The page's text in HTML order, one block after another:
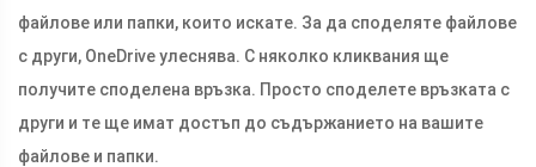
файлове или папки, които искате. За да споделяте файлове
с други, OneDrive улеснява. С няколко кликвания ще
получите споделена връзка. Просто споделете връзката с
други и те ще имат достъп до съдържанието на вашите
файлове и папки.